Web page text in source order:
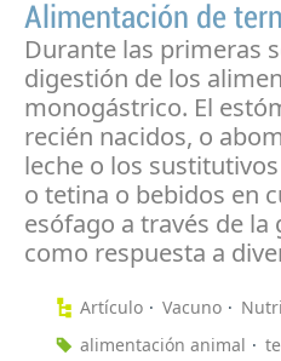
Alimentación de
Durante las primeras
digestión de los
monogástrico. El
recién nacidos, o
leche o los
o tetina o bebidos en
esófago a través de
como respuesta a
Artículo Vacuno
alimentación animal